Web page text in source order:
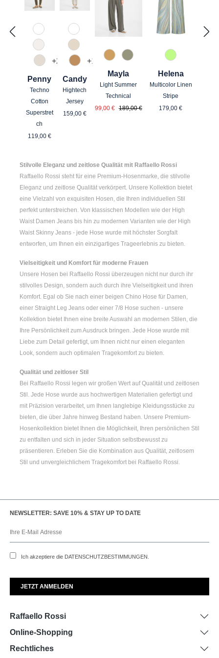
110 Weiß
330 Düne
343 Marzipan
+24
Penny
Techno
Cotton
Superstret
ch
Regulärer Preis:
119,00 €
110 Weiß
340 Kalk
375 Warm Taupe
+13
Candy
Hightech
Jersey
Regulärer Preis:
159,00 €
374 Cashew
742 Aloe Vera
Mayla
Light Summer
Technical
Verkaufspreis:
99,00 € Regulärer Preis:
189,00 €
71 Grün
Helena
Multicolor Linen
Stripe
Regulärer
179,00 €
Stilvolle Eleganz und zeitlose Qualität mit Raffaello Rossi
Raffaello Rossi steht für eine Premium-Hosenmarke, die stilvolle
Eleganz und zeitlose Qualität verkörpert. Unsere Kollektion bietet
eine Vielzahl von exquisiten Hosen, die Ihren individuellen Stil
perfekt unterstreichen. Von klassischen Modellen wie der High
Waist Damen Jeans bis hin zu modernen Varianten wie der High
Waist Skinny Jeans - jede Hose wurde mit höchster Sorgfalt
entworfen, um Ihnen ein einzigartiges Trageerlebnis zu bieten.
Vielseitigkeit und Komfort für moderne Frauen
Unsere Hosen bei Raffaello Rossi überzeugen nicht nur durch ihr
stilvolles Design, sondern auch durch ihre Vielseitigkeit und ihren
Komfort. Egal ob Sie nach einer beigen Chino Hose für Damen,
einer Straight Leg Jeans oder einer 7/8 Hose suchen - unsere
Kollektion bietet Ihnen eine breite Auswahl an modernen Stilen, die
Ihre Persönlichkeit zum Ausdruck bringen. Jede Hose wurde mit
Liebe zum Detail gefertigt, um Ihnen nicht nur einen eleganten
Look, sondern auch optimalen Tragekomfort zu bieten.
Qualität und zeitloser Stil
Bei Raffaello Rossi legen wir großen Wert auf Qualität und zeitlosen
Stil. Jede Hose wurde aus hochwertigen Materialien gefertigt und
mit Präzision verarbeitet, um Ihnen langlebige Kleidungsstücke zu
bieten, die über Jahre hinweg Bestand haben. Unsere Premium-
Hosenkollektion bietet Ihnen die Möglichkeit, Ihren persönlichen Stil
zu entfalten und sich in jeder Situation selbstbewusst zu
präsentieren. Erleben Sie die Kombination aus Qualität, zeitlosem
Stil und unvergleichlichem Tragekomfort bei Raffaello Rossi.
NEWSLETTER: SAVE 10% & STAY UP TO DATE
Ich akzeptiere die DATENSCHUTZBESTIMMUNGEN
Raffaello Rossi
Online-Shopping
Rechtliches